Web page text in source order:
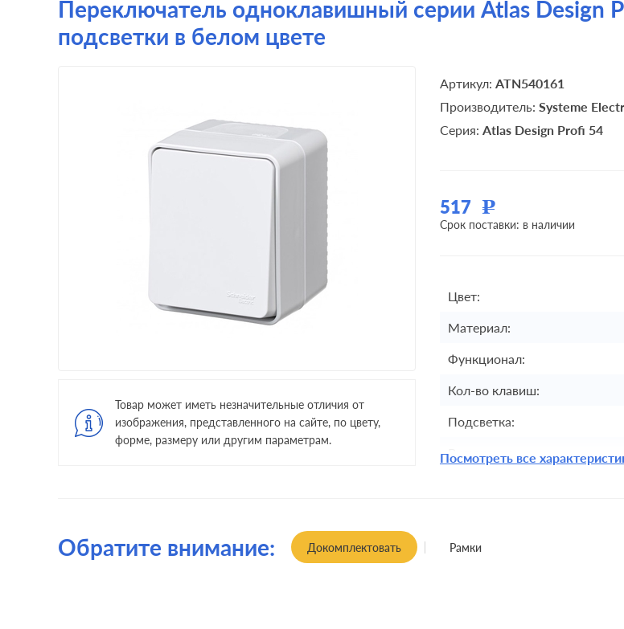
Переключатель одноклавишный серии Atlas Design
подсветки в белом цвете
Товар может иметь незначительные отличия от
изображения, представленного на сайте, по цвету,
форме, размеру или другим параметрам.
Артикул: ATN540161
Производитель: Systeme
Серия: Atlas Design Profi 54
517 Р
Срок поставки: в наличии
Посмотреть все
Цвет:
Материал:
Функционал:
Кол-во клавиш:
Подсветка:
Включение:
Монтаж:
Обратите внимание: Докомплектовать Рамки